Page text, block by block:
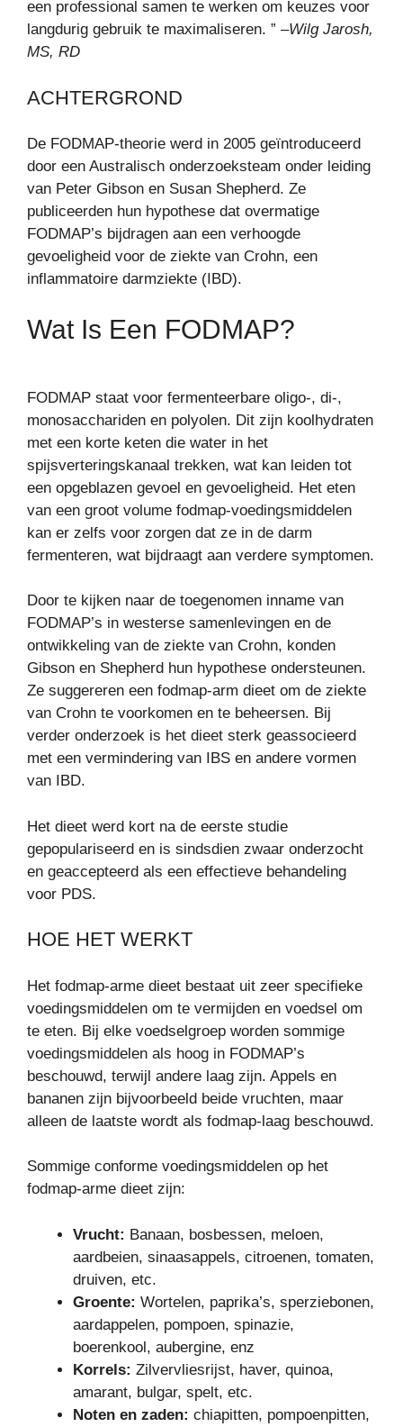
een professional samen te werken om keuzes voor
langdurig gebruik te maximaliseren. ” –Wilg Jarosh,
MS, RD
ACHTERGROND
De FODMAP-theorie werd in 2005 geïntroduceerd
door een Australisch onderzoeksteam onder leiding
van Peter Gibson en Susan Shepherd. Ze
publiceerden hun hypothese dat overmatige
FODMAP’s bijdragen aan een verhoogde
gevoeligheid voor de ziekte van Crohn, een
inflammatoire darmziekte (IBD).
Wat Is Een FODMAP?
FODMAP staat voor fermenteerbare oligo-, di-,
monosacchariden en polyolen. Dit zijn koolhydraten
met een korte keten die water in het
spijsverteringskanaal trekken, wat kan leiden tot
een opgeblazen gevoel en gevoeligheid. Het eten
van een groot volume fodmap-voedingsmiddelen
kan er zelfs voor zorgen dat ze in de darm
fermenteren, wat bijdraagt aan verdere symptomen.
Door te kijken naar de toegenomen inname van
FODMAP’s in westerse samenlevingen en de
ontwikkeling van de ziekte van Crohn, konden
Gibson en Shepherd hun hypothese ondersteunen.
Ze suggereren een fodmap-arm dieet om de ziekte
van Crohn te voorkomen en te beheersen. Bij
verder onderzoek is het dieet sterk geassocieerd
met een vermindering van IBS en andere vormen
van IBD.
Het dieet werd kort na de eerste studie
gepopulariseerd en is sindsdien zwaar onderzocht
en geaccepteerd als een effectieve behandeling
voor PDS.
HOE HET WERKT
Het fodmap-arme dieet bestaat uit zeer specifieke
voedingsmiddelen om te vermijden en voedsel om
te eten. Bij elke voedselgroep worden sommige
voedingsmiddelen als hoog in FODMAP’s
beschouwd, terwijl andere laag zijn. Appels en
bananen zijn bijvoorbeeld beide vruchten, maar
alleen de laatste wordt als fodmap-laag beschouwd.
Sommige conforme voedingsmiddelen op het
fodmap-arme dieet zijn:
Vrucht: Banaan, bosbessen, meloen,
aardbeien, sinaasappels, citroenen, tomaten,
druiven, etc.
Groente: Wortelen, paprika’s, sperziebonen,
aardappelen, pompoen, spinazie,
boerenkool, aubergine, enz
Korrels: Zilvervliesrijst, haver, quinoa,
amarant, bulgar, spelt, etc.
Noten en zaden: chiapitten, pompoenpitten,